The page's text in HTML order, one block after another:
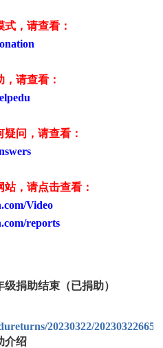
，请查看：
，请查看：
疑问，请查看：
，请点击查看：
Video
reports
捐助结束（已捐助）
20230322/
介绍